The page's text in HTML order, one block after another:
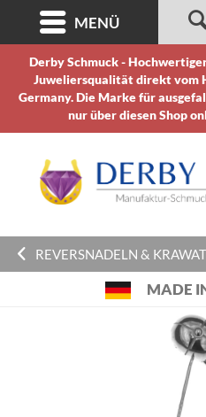
Derby Schmuck -
Juweliersqualität direkt vom
Germany. Die Marke für
nur über diesen Shop
MENÜ
REVERSNADELN &
MADE